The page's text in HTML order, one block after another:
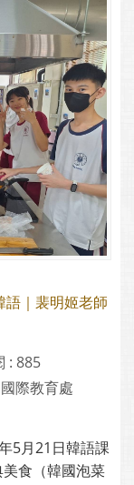
語｜裴明姬老師
: 885
際教育處
5月21日韓語課
食（韓國泡菜